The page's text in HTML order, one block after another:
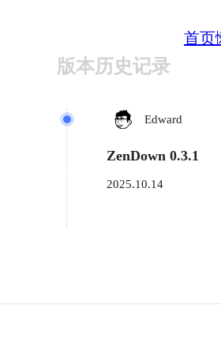
首页
版本历史记录
Edward
ZenDown 0.3.1
2025.10.14